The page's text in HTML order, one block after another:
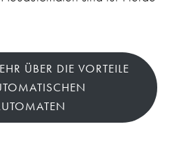
ÜBER DIE VORTEILE